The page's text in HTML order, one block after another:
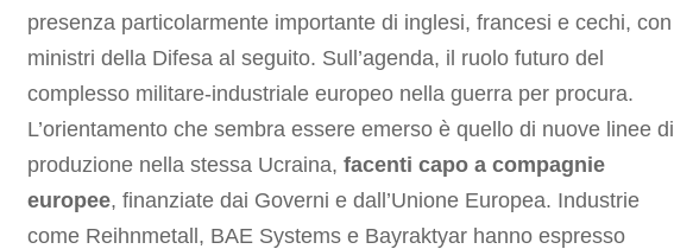
presenza particolarmente importante di inglesi, francesi e cechi, con
ministri della Difesa al seguito. Sull’agenda, il ruolo futuro del
complesso militare-industriale europeo nella guerra per procura.
L’orientamento che sembra essere emerso è quello di nuove linee di
produzione nella stessa Ucraina, facenti capo a compagnie
europee, finanziate dai Governi e dall’Unione Europea. Industrie
come Reihnmetall, BAE Systems e Bayraktyar hanno espresso